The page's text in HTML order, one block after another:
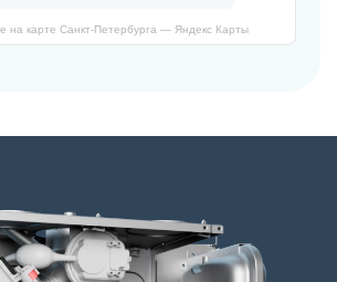
на карте Санкт‑Петербурга — Яндекс Карты